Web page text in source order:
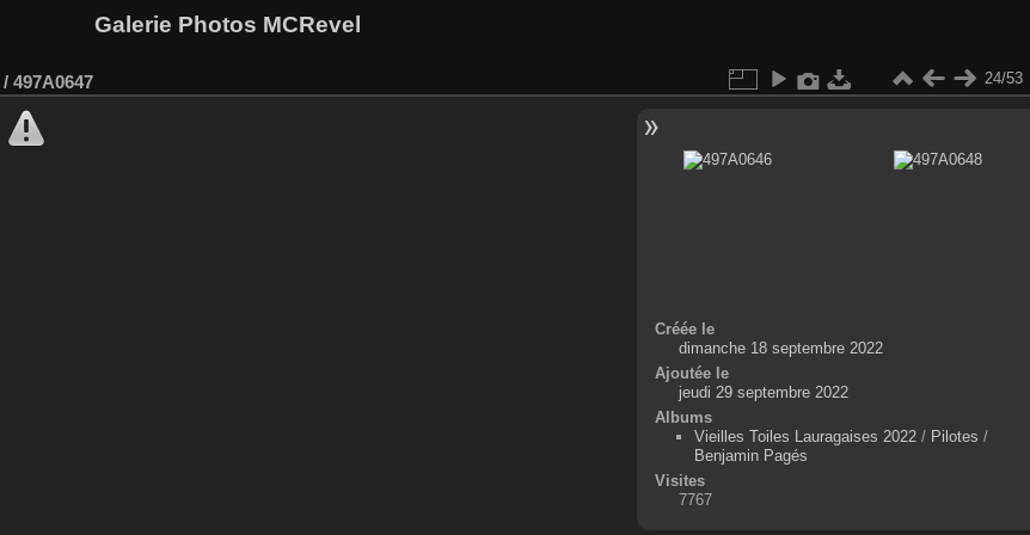
Galerie Photos MCRevel
/ 497A0647 24/53
Créée le
dimanche 18 septembre 2022
Ajoutée le
jeudi 29 septembre 2022
Albums
Vieilles Toiles Lauragaises 2022/ Pilotes /
Benjamin Pagés
Visites
7767